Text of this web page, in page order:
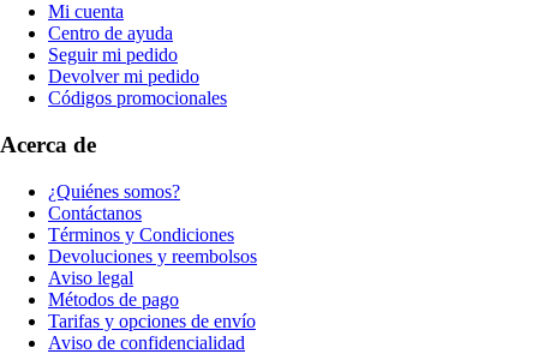
Mi cuenta
Centro de ayuda
Seguir mi pedido
Devolver mi pedido
Códigos promocionales
Acerca de
¿Quiénes somos?
Contáctanos
Términos y Condiciones
Devoluciones y reembolsos
Aviso legal
Métodos de pago
Tarifas y opciones de envío
Aviso de confidencialidad